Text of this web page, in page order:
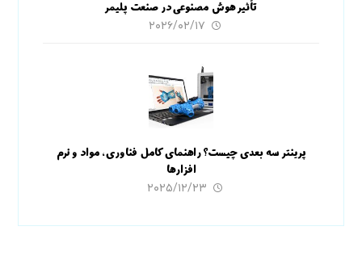
تأثیر هوش مصنوعی در صنعت پلیمر
۲۰۲۶/۰۲/۱۷
پرینتر سه بعدی چیست؟ راهنمای کامل فناوری، مواد و نرم
افزارها
۲۰۲۵/۱۲/۲۳